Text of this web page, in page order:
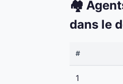
🏘️
dans le
#
1